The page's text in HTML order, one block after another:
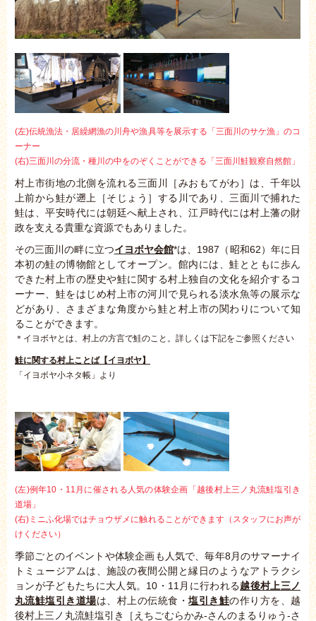
(左)伝統漁法・居繰網漁の川舟や漁具等を展示する「三面川のサケ漁」のコ
ーナー
(右)三面川の分流・種川の中をのぞくことができる「三面川鮭観察自然館」
村上市街地の北側を流れる三面川［みおもてがわ］は、千年以
上前から鮭が遡上［そじょう］する川であり、三面川で捕れた
鮭は、平安時代には朝廷へ献上され、江戸時代には村上藩の財
政を支える貴重な資源でもありました。
その三面川の畔に立つイヨボヤ会館*は、1987（昭和62）年に日
本初の鮭の博物館としてオープン。館内には、鮭とともに歩ん
できた村上市の歴史や鮭に関する村上独自の文化を紹介するコ
ーナー、鮭をはじめ村上市の河川で見られる淡水魚等の展示な
どがあり、さまざまな角度から鮭と村上市の関わりについて知
ることができます。
＊イヨボヤとは、村上の方言で鮭のこと。詳しくは下記をご参照ください
鮭に関する村上ことば【イヨボヤ】
「イヨボヤ小ネタ帳」より
(左)例年10・11月に催される人気の体験企画「越後村上三ノ丸流鮭塩引き
道場」
(右)ミニふ化場ではチョウザメに触れることができます（スタッフにお声が
けください）
季節ごとのイベントや体験企画も人気で、毎年8月のサマーナイ
トミュージアムは、施設の夜間公開と縁日のようなアトラクシ
ョンが子どもたちに大人気。10・11月に行われる越後村上三ノ
丸流鮭塩引き道場は、村上の伝統食・塩引き鮭の作り方を、越
後村上三ノ丸流鮭塩引き［えちごむらかみ-さんのまるりゅう-さ